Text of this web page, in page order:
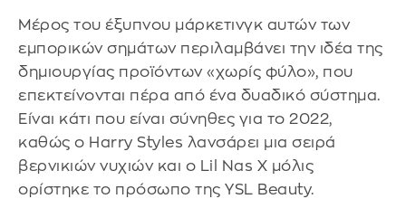
Μέρος του έξυπνου μάρκετινγκ αυτών των
εμπορικών σημάτων περιλαμβάνει την ιδέα της
δημιουργίας προϊόντων «χωρίς φύλο», που
επεκτείνονται πέρα από ένα δυαδικό σύστημα.
Είναι κάτι που είναι σύνηθες για το 2022,
καθώς ο Harry Styles λανσάρει μια σειρά
βερνικιών νυχιών και ο Lil Nas X μόλις
ορίστηκε το πρόσωπο της YSL Beauty.